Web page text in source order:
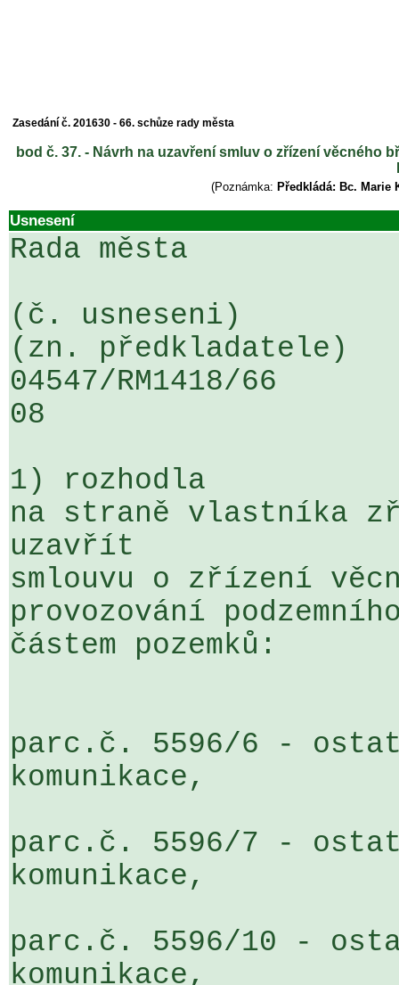
Zasedání č. 201630 - 66. schůze rady města
bod č. 37. - Návrh na uzavření smluv o zřízení věcného
(Poznámka: Předkládá: Bc.
Usnesení
Rada města
(č. usneseni)
(zn. předkladatele)
04547/RM1418/
08
1) rozhodla
na straně vlastníka
uzavřít
smlouvu o zřízení
provozování
částem pozemků:
parc.č. 5596/6 -
komunikace,
parc.č. 5596/7 -
komunikace,
parc.č. 5596/10 -
komunikace,